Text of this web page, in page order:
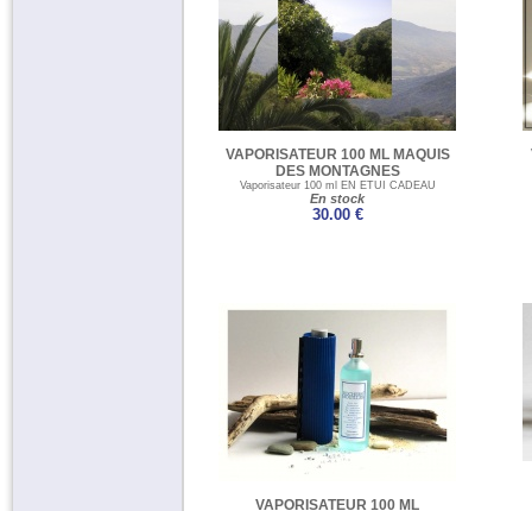
VAPORISATEUR 100 ML MAQUIS
DES MONTAGNES
Vaporisateur 100 ml EN ETUI CADEAU
En stock
30.00 €
VAPORISATEUR 100 ML